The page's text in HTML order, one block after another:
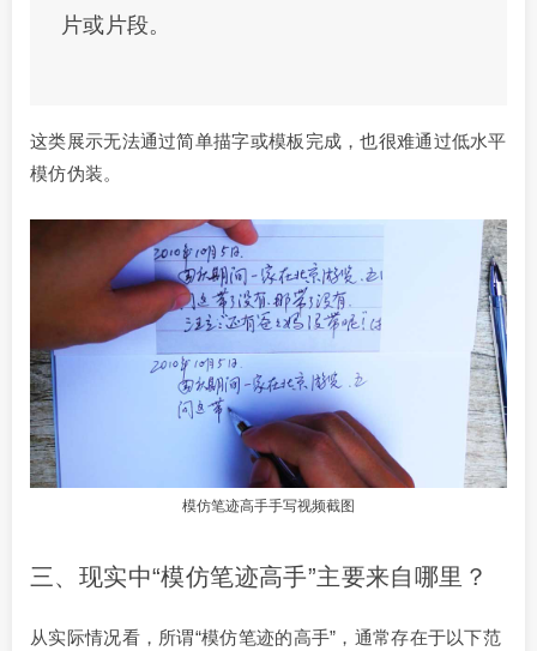
片或片段。
这类展示无法通过简单描字或模板完成，也很难通过低水平
模仿伪装。
模仿笔迹高手手写视频截图
三、现实中“模仿笔迹高手”主要来自哪里？
从实际情况看，所谓“模仿笔迹的高手”，通常存在于以下范